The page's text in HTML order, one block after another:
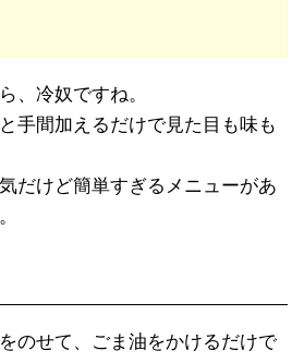
、冷奴ですね。
手間加えるだけで見た目も味も
だけど簡単すぎるメニューがあ
のせて、ごま油をかけるだけで